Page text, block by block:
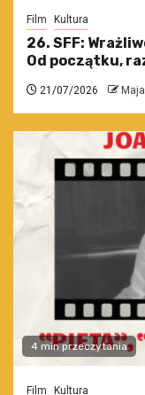
Film Kultura
26. SFF:
Od początku,
21/07/2026
4 min przeczytania
Film Kultura